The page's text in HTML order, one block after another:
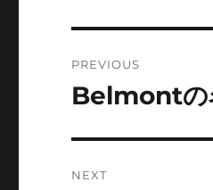
navigation
PREVIOUS
Previous
Belmontの
NEXT